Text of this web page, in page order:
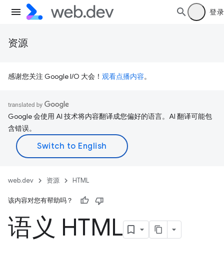
登录
资源
感谢您关注 Google I/O 大会！ 观看点播内容。
Google 会使用 AI 技术将内容翻译成您偏好的语言。AI 翻译可能包
含错误。
web.dev 资源 HTML
该内容对您有帮助吗？
语义 HTML